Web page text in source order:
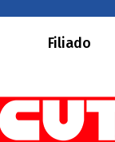
Filiado